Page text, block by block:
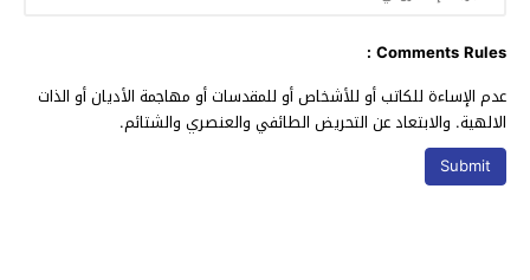
Comments Rules :
عدم الإساءة للكاتب أو للأشخاص أو للمقدسات أو مهاجمة الأديان أو الذات
الالهية. والابتعاد عن التحريض الطائفي والعنصري والشتائم.